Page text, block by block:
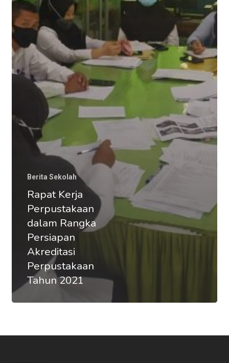
Perpustakaan
Tahun
2021
Berita Sekolah
Rapat Kerja
Perpustakaan
dalam Rangka
Persiapan
Akreditasi
Perpustakaan
Tahun 2021